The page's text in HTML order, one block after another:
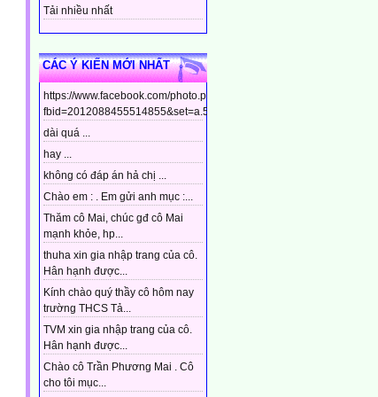
Tải nhiều nhất
CÁC Ý KIẾN MỚI NHẤT
https://www.facebook.com/photo.php?
fbid=2012088455514855&set=a.544799448910437&type=3&theater...
dài quá ...
hay ...
không có đáp án hả chị ...
Chào em : . Em gửi anh mục :...
Thăm cô Mai, chúc gđ cô Mai
mạnh khỏe, hp...
thuha xin gia nhập trang của cô.
Hân hạnh được...
Kính chào quý thầy cô hôm nay
trường THCS Tả...
TVM xin gia nhập trang của cô.
Hân hạnh được...
Chào cô Trần Phương Mai . Cô
cho tôi mục...